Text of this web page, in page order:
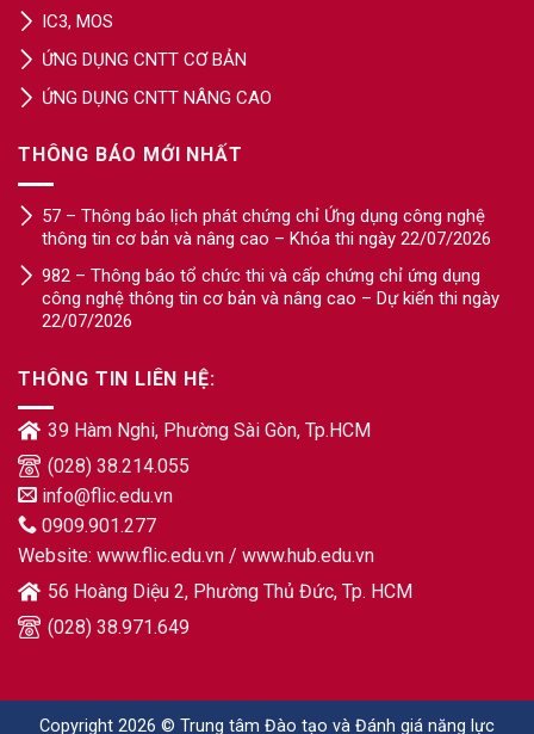
ỨNG DỤNG CNTT CƠ BẢN
ỨNG DỤNG CNTT NÂNG CAO
IC3, MOS
THÔNG BÁO MỚI NHẤT
57 – Thông báo lịch phát chứng chỉ Ứng dụng công nghệ
thông tin cơ bản và nâng cao – Khóa thi ngày 22/07/2026
982 – Thông báo tổ chức thi và cấp chứng chỉ ứng dụng
công nghệ thông tin cơ bản và nâng cao – Dự kiến thi ngày
22/07/2026
THÔNG TIN LIÊN HỆ:
39 Hàm Nghi, Phường Sài Gòn, Tp.HCM
(028) 38.214.055
info@flic.edu.vn
0909.901.277
Website: www.flic.edu.vn / www.hub.edu.vn
56 Hoàng Diệu 2, Phường Thủ Đức, Tp. HCM
(028) 38.971.649
Copyright 2026 © Trung tâm Đào tạo và Đánh giá năng lực